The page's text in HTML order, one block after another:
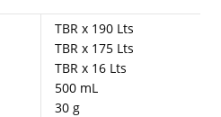
TBR x 190 Lts
TBR x 175 Lts
TBR x 16 Lts
500 mL
30 g